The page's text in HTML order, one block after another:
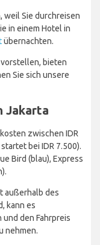
weil Sie durchreisen
in einem Hotel in
übernachten.
bieten
Sie sich unsere
Jakarta
zwischen IDR
bei IDR 7.500).
Bird (blau), Express
außerhalb des
kann es
den Fahrpreis
nehmen.